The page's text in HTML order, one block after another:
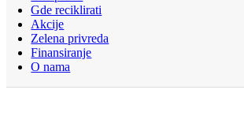
Gde reciklirati
Akcije
Zelena privreda
Finansiranje
O nama